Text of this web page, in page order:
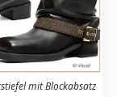
mit Blockabsatz